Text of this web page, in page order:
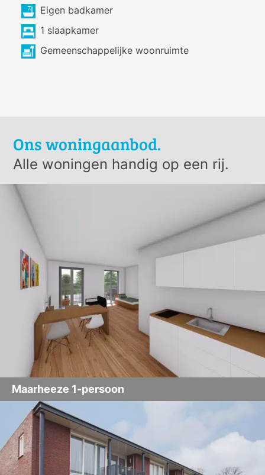
Eigen badkamer
1 slaapkamer
Gemeenschappelijke woonruimte
Ons woningaanbod.
Alle woningen handig op een rij.
Maarheeze 1-persoon